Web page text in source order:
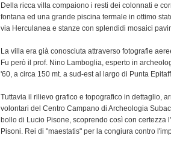
Della ricca villa compaiono i resti dei colonnati e
fontana ed una grande piscina termale in ottimo
via Herculanea e stanze con splendidi mosaici
La villa era già conosciuta attraverso fotografie
Fu però il prof. Nino Lamboglia, esperto in
'60, a circa 150 mt. a sud-est al largo di Punta
Tuttavia il rilievo grafico e topografico in dettaglio,
volontari del Centro Campano di Archeologia
bollo di Lucio Pisone, scoprendo così con
Pisoni. Rei di "maestatis" per la congiura contro